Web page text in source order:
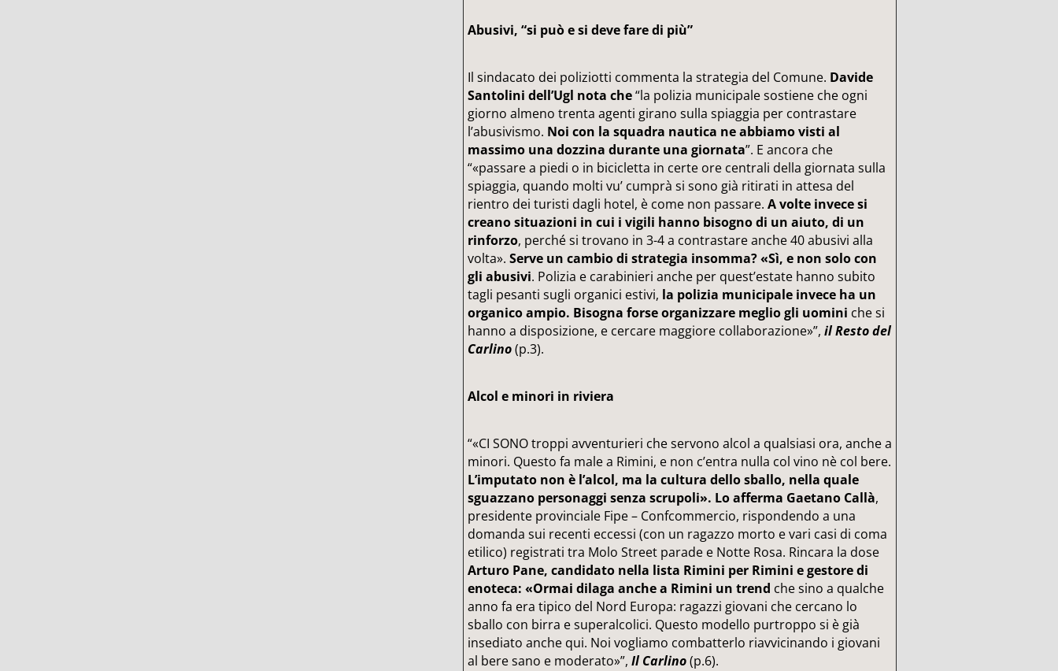
Abusivi, “si può e si deve fare di più”
Il sindacato dei poliziotti commenta la strategia del Comune. Davide
Santolini dell’Ugl nota che“la polizia municipale sostiene che ogni
giorno almeno trenta agenti girano sulla spiaggia per contrastare
l’abusivismo. Noi con la squadra nautica ne abbiamo visti al
massimo una dozzina durante una giornata”. E ancora che
“«passare a piedi o in bicicletta in certe ore centrali della giornata sulla
spiaggia, quando molti vu’ cumprà si sono già ritirati in attesa del
rientro dei turisti dagli hotel, è come non passare.A volte invece si
creano situazioni in cui i vigili hanno bisogno di un aiuto, di un
rinforzo, perché si trovano in 3-4 a contrastare anche 40 abusivi alla
volta».Serve un cambio di strategia insomma? «Sì, e non solo con
gli abusivi. Polizia e carabinieri anche per quest’estate hanno subito
tagli pesanti sugli organici estivi, la polizia municipale invece ha un
organico ampio. Bisogna forse organizzare meglio gli uomini che si
hanno a disposizione, e cercare maggiore collaborazione»”,il Resto del
Carlino(p.3).
Alcol e minori in riviera
“«CI SONO troppi avventurieri che servono alcol a qualsiasi ora, anche a
minori. Questo fa male a Rimini, e non c’entra nulla col vino nè col bere.
L’imputato non è l’alcol, ma la cultura dello sballo, nella quale
sguazzano personaggi senza scrupoli». Lo afferma Gaetano Callà,
presidente provinciale Fipe – Confcommercio, rispondendo a una
domanda sui recenti eccessi (con un ragazzo morto e vari casi di coma
etilico) registrati tra Molo Street parade e Notte Rosa. Rincara la dose
Arturo Pane, candidato nella lista Rimini per Rimini e gestore di
enoteca: «Ormai dilaga anche a Rimini un trend che sino a qualche
anno fa era tipico del Nord Europa: ragazzi giovani che cercano lo
sballo con birra e superalcolici. Questo modello purtroppo si è già
insediato anche qui. Noi vogliamo combatterlo riavvicinando i giovani
al bere sano e moderato»”,Il Carlino(p.6).